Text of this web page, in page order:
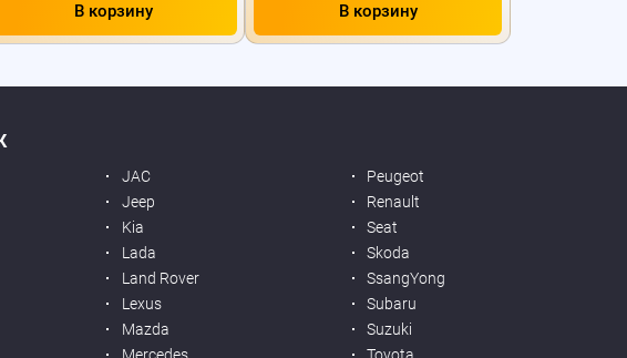
В корзину В корзину
JAC
Jeep
Kia
Lada
Land Rover
Lexus
Mazda
Mercedes
Peugeot
Renault
Seat
Skoda
SsangYong
Subaru
Suzuki
Toyota